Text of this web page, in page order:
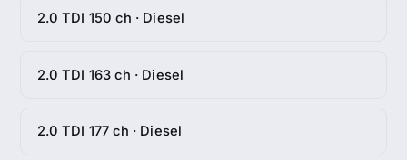
2.0 TDI 150 ch · Diesel
2.0 TDI 163 ch · Diesel
2.0 TDI 177 ch · Diesel